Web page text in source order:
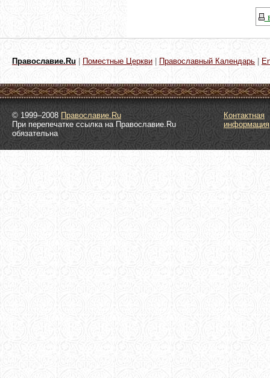
Православие.Ru Поместные Церкви Православный Календарь
© 1999–2008 Православие.Ru
При перепечатке ссылка на Православие.Ru
обязательна
Контактная
информация